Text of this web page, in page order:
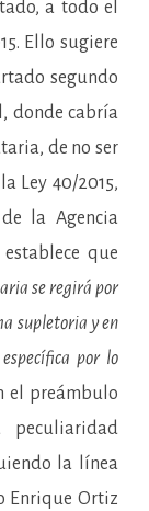
a todo el
Ello sugiere
segundo
donde cabría
de no ser
Ley 40/2015,
la Agencia
que
se regirá por
supletoria y en
por lo
el preámbulo
la línea
Enrique Ortiz